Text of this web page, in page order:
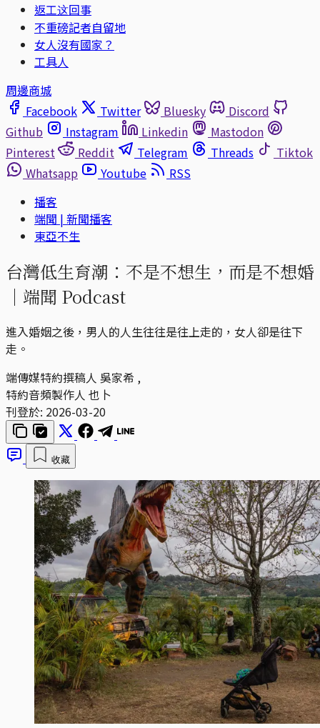
返工这回事
不重磅記者自留地
女人沒有國家？
工具人
周邊商城
Facebook
Twitter Bluesky
Discord
Github
Instagram Linkedin
Mastodon
Pinterest
Reddit Telegram Threads
Tiktok
Whatsapp
Youtube
RSS
播客
端聞 | 新聞播客
東亞不生
台灣低生育潮：不是不想生，而是不想婚
｜端聞 Podcast
進入婚姻之後，男人的人生往往是往上走的，女人卻是往下
走。
端傳媒特約撰稿人 吳家希 ,
特約音頻製作人 也卜
刊登於: 2026-03-20
收藏